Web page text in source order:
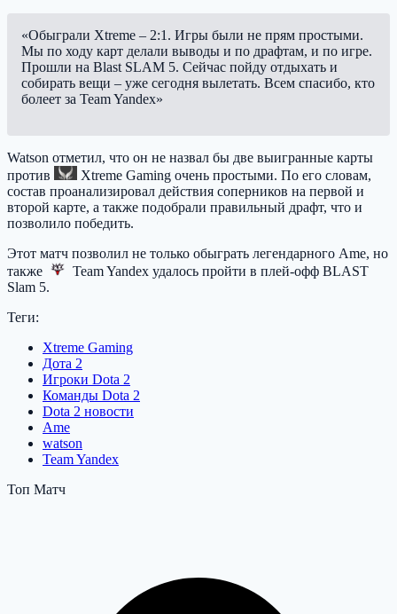
«Обыграли Xtreme – 2:1. Игры были не прям простыми.
Мы по ходу карт делали выводы и по драфтам, и по игре.
Прошли на Blast SLAM 5. Сейчас пойду отдыхать и
собирать вещи – уже сегодня вылетать. Всем спасибо, кто
болеет за Team Yandex»
Watson отметил, что он не назвал бы две выигранные карты
против
Xtreme Gaming очень простыми. По его словам,
состав проанализировал действия соперников на первой и
второй карте, а также подобрали правильный драфт, что и
позволило победить.
Этот матч позволил не только обыграть легендарного Ame, но
также
Team Yandex удалось пройти в плей-офф BLAST
Slam 5.
Теги:
Xtreme Gaming
Дота 2
Игроки Dota 2
Команды Dota 2
Dota 2 новости
Ame
watson
Team Yandex
Топ Матч